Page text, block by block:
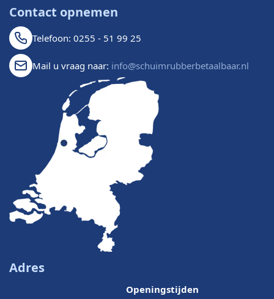
Contact opnemen
Telefoon: 0255 - 51 99 25
Mail u vraag naar: info@schuimrubberbetaalbaar.nl
Adres
Openingstijden